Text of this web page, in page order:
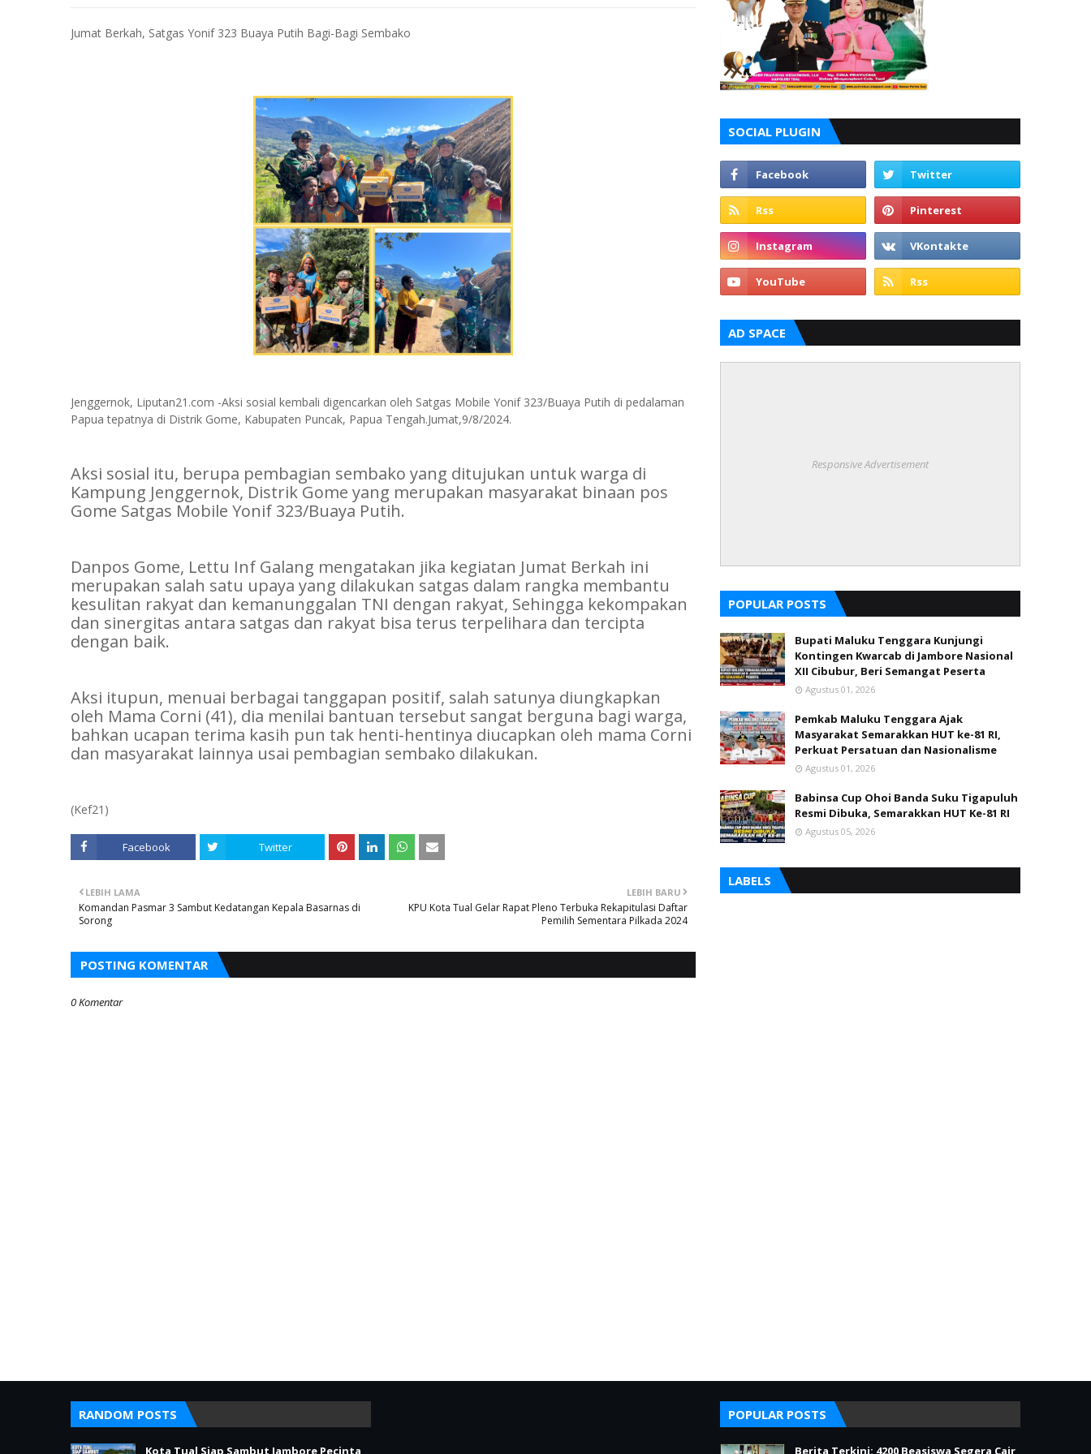
Jumat Berkah, Satgas Yonif 323 Buaya Putih Bagi-Bagi Sembako
Jenggernok, Liputan21.com -Aksi sosial kembali digencarkan oleh Satgas Mobile Yonif 323/Buaya Putih di pedalaman
Papua tepatnya di Distrik Gome, Kabupaten Puncak, Papua Tengah.Jumat,9/8/2024.
Aksi sosial itu, berupa pembagian sembako yang ditujukan untuk warga di
Kampung Jenggernok, Distrik Gome yang merupakan masyarakat binaan pos
Gome Satgas Mobile Yonif 323/Buaya Putih.
Danpos Gome, Lettu Inf Galang mengatakan jika kegiatan Jumat Berkah ini
merupakan salah satu upaya yang dilakukan satgas dalam rangka membantu
kesulitan rakyat dan kemanunggalan TNI dengan rakyat, Sehingga kekompakan
dan sinergitas antara satgas dan rakyat bisa terus terpelihara dan tercipta
dengan baik.
Aksi itupun, menuai berbagai tanggapan positif, salah satunya diungkapkan
oleh Mama Corni (41), dia menilai bantuan tersebut sangat berguna bagi warga,
bahkan ucapan terima kasih pun tak henti-hentinya diucapkan oleh mama Corni
dan masyarakat lainnya usai pembagian sembako dilakukan.
(Kef21)
Facebook Twitter
LEBIH BARU
KPU Kota Tual Gelar Rapat Pleno Terbuka Rekapitulasi Daftar
Pemilih Sementara Pilkada 2024
LEBIH LAMA
Komandan Pasmar 3 Sambut Kedatangan Kepala Basarnas di
Sorong
POSTING KOMENTAR
0 Komentar
SOCIAL PLUGIN
AD SPACE
Responsive Advertisement
POPULAR POSTS
Bupati Maluku Tenggara Kunjungi
Kontingen Kwarcab di Jambore Nasional
XII Cibubur, Beri Semangat Peserta
Agustus 01, 2026
Pemkab Maluku Tenggara Ajak
Masyarakat Semarakkan HUT ke-81 RI,
Perkuat Persatuan dan Nasionalisme
Agustus 01, 2026
Babinsa Cup Ohoi Banda Suku Tigapuluh
Resmi Dibuka, Semarakkan HUT Ke-81 RI
Agustus 05, 2026
LABELS
RANDOM POSTS
Kota Tual Siap Sambut Jambore Pecinta
POPULAR POSTS
Berita Terkini: 4200 Beasiswa Segera Cair,